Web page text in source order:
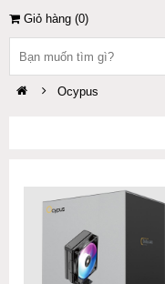
Giỏ hàng (0)
Ocypus